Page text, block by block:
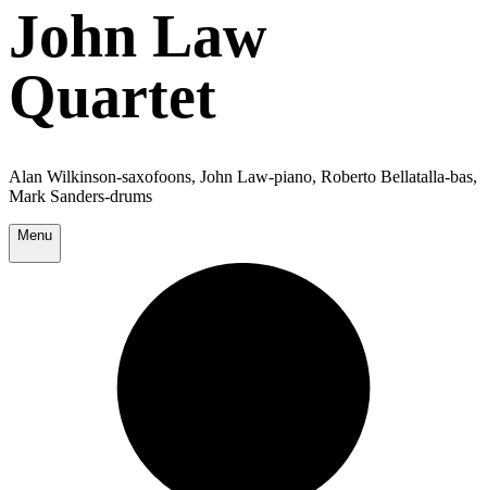
John Law
Quartet
Alan Wilkinson-saxofoons, John Law-piano, Roberto Bellatalla-bas,
Mark Sanders-drums
Menu